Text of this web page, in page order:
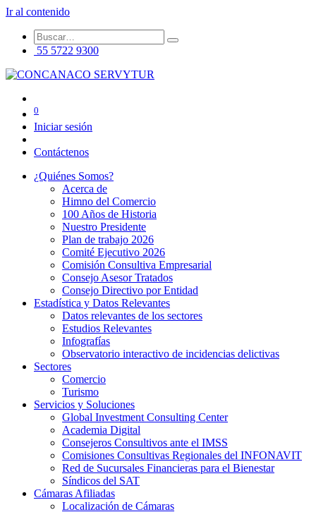
Ir al contenido
55 5722 9300
0
Iniciar sesión
Contáctenos
¿Quiénes Somos?
Acerca de
Himno del Comercio
100 Años de Historia
Nuestro Presidente
Plan de trabajo 2026
Comité Ejecutivo 2026
Comisión Consultiva Empresarial
Consejo Asesor Tratados
Consejo Directivo por Entidad
Estadística y Datos Relevantes
Datos relevantes de los sectores
Estudios Relevantes
Infografías
Observatorio interactivo de incidencias delictivas
Sectores
Comercio
Turismo
Servicios y Soluciones
Global Investment Consulting Center
Academia Digital
Consejeros Consultivos ante el IMSS
Comisiones Consultivas Regionales del INFONAVIT
Red de Sucursales Financieras para el Bienestar
Síndicos del SAT
Cámaras Afiliadas
Localización de Cámaras